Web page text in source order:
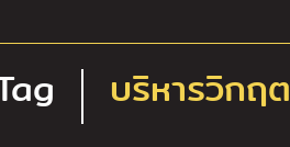
บริหารวิกฤต